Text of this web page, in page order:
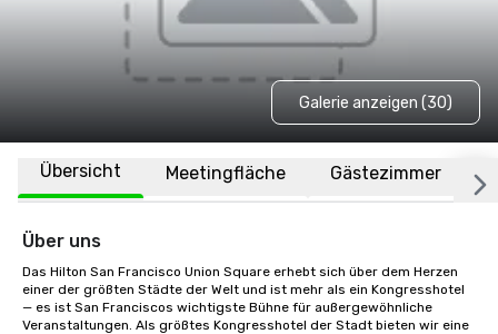
Galerie anzeigen (30)
Übersicht Meetingfläche Gästezimmer
Über uns
Das Hilton San Francisco Union Square erhebt sich über dem Herzen
einer der größten Städte der Welt und ist mehr als ein Kongresshotel
— es ist San Franciscos wichtigste Bühne für außergewöhnliche
Veranstaltungen. Als größtes Kongresshotel der Stadt bieten wir eine